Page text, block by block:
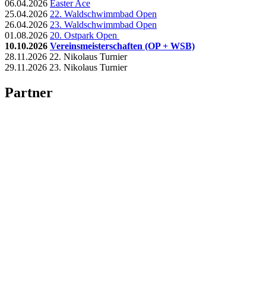
06.04.2026 Easter Ace
25.04.2026 22. Waldschwimmbad Open
26.04.2026 23. Waldschwimmbad Open
01.08.2026 20. Ostpark Open
10.10.2026 Vereinsmeisterschaften (OP + WSB)
28.11.2026 22. Nikolaus Turnier
29.11.2026 23. Nikolaus Turnier
Partner